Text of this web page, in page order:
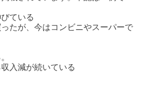
ている
たが、今はコンビニやスーパーで
入減が続いている